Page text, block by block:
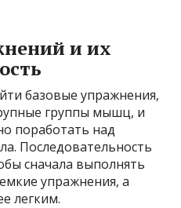
и их
базовые упражнения,
группы мышц, и
поработать над
Последовательность
сначала выполнять
упражнения, а
легким.